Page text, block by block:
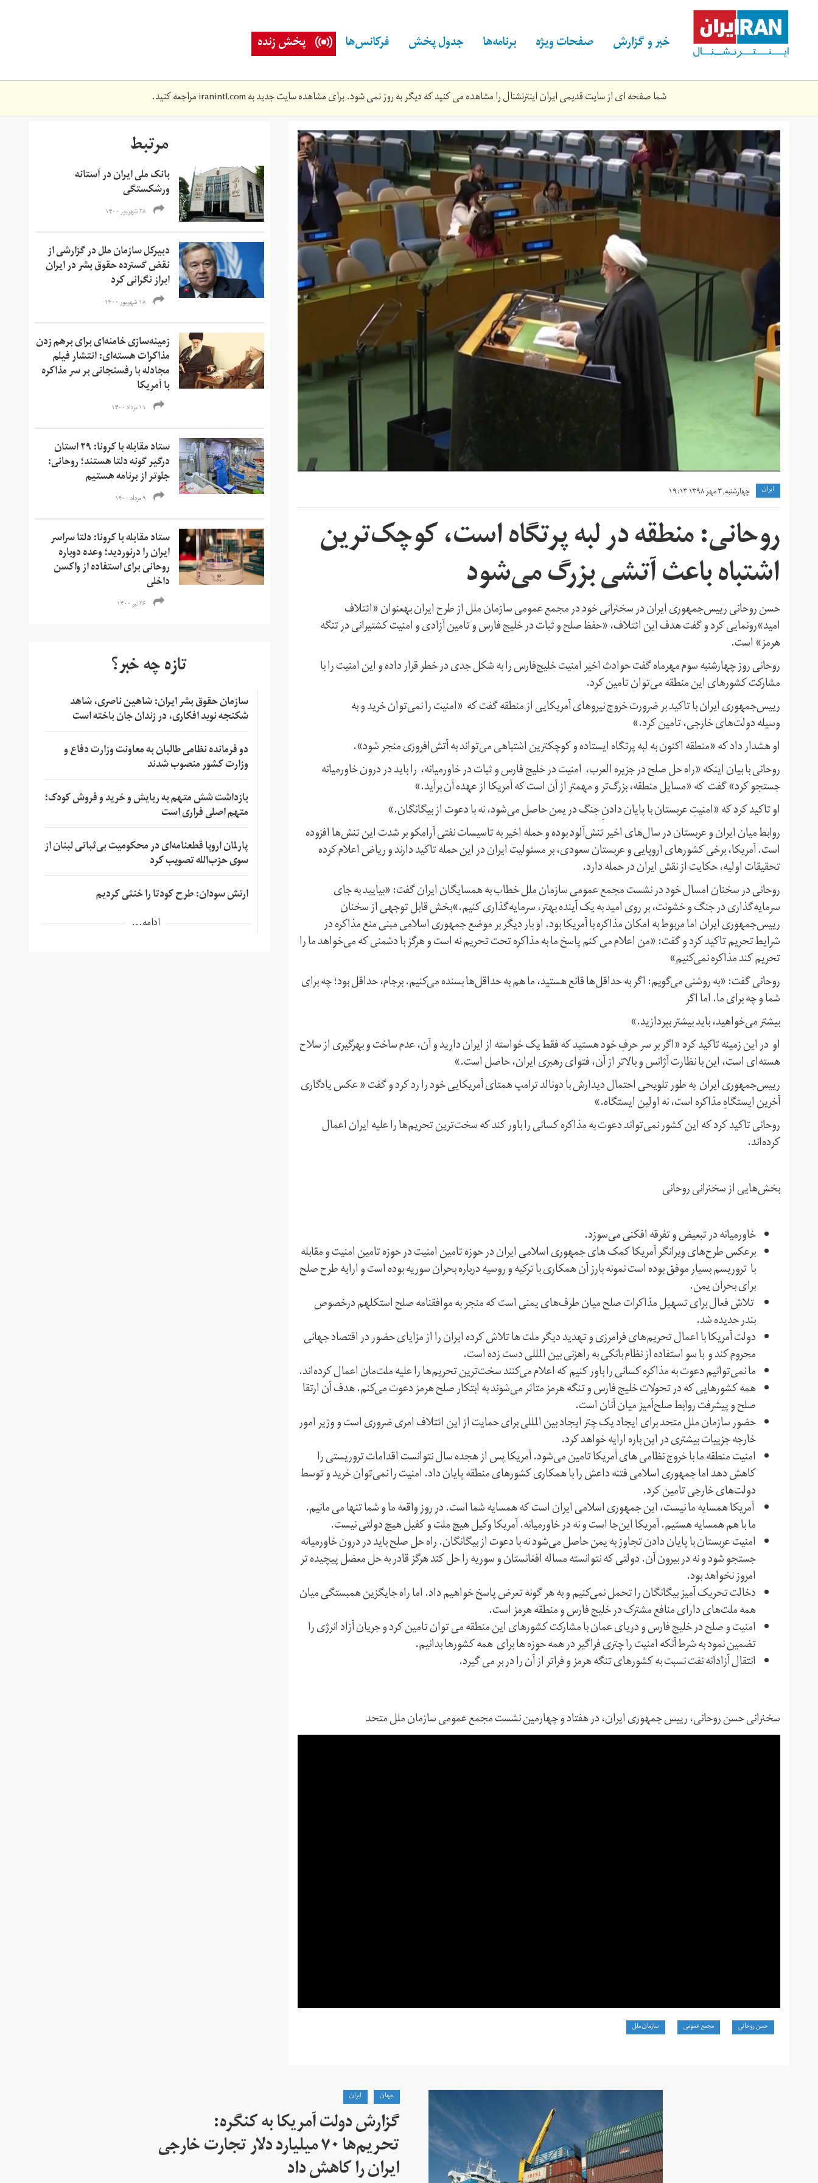
content خبر و گزارش صفحات ویژه برنامه‌ها جدول پخش فرکانس‌ها پخش زنده
شما صفحه ای از سایت قدیمی ایران اینترنشنال را مشاهده می کنید که دیگر به روز نمی شود. برای مشاهده سایت جدید بهiranintl.comمراجعه کنید.
rwhny.jpg
ايران چهارشنبه, ۳ مهر ۱۳۹۸ ۱۹:۱۳
روحانی: منطقه در لبه پرتگاه است، کوچک‌ترین
اشتباه باعث آتشی بزرگ می‌شود
حسن روحانی رییس‌جمهوری ایران در سخنرانی خود در مجمع عمومی سازمان ملل از طرح ایران بهعنوان «‌ائتلاف
امید»رونمایی کرد و گفت هدف این ائتلاف، «حفظ صلح و ثبات در خلیج فارس و تامین آزادی و امنیت کشتیرانی در تنگه
هرمز» است.
روحانی روز چهارشنبه سوم مهرماه گفت حوادث اخیر امنیت خلیج‌فارس را به شکل جدی در خطر قرار داده و این امنیت را با
مشارکت کشورهای این منطقه می‌توان تامین کرد.
رییس‌جمهوری ایران با تاکید بر ضرورت خروج نیروهای آمریکایی از منطقه گفت که «امنیت را نمی‌توان خرید و به
وسیله دولت‌های خارجی، تامین کرد.»
او هشدار داد که «منطقه اکنون به لبه پرتگاه ایستاده و کوچکترین اشتباهی می‌تواند به آتش‌افروزی منجر شود».
روحانی با بیان اینکه «راه حل صلح در جزیره العرب، امنیت در خلیج فارس و ثبات در خاورمیانه، را باید در درون خاورمیانه
جستجو کرد» گفت که «مسایل منطقه، بزرگ‌تر و مهمتر از آن است که آمریکا از عهده آن برآید.»
او تاکید کرد که «امنیتِ عربستان با پایان دادنِ جنگ در یمن حاصل می‌شود، نه با دعوت از بیگانگان.»
روابط میان ایران و عربستان‌ در سال‌های اخیر تنش‌آلود بوده و حمله اخیر به تاسیسات نفتی آرامکو بر شدت این تنش‌ها افزوده
است. آمریکا، برخی کشورهای اروپایی و عربستان سعودی، بر مسئولیت ایران در این حمله تاکید دارند و ریاض اعلام کرده
تحقیقات اولیه، حکایت از نقش ایران در حمله دارد.
روحانی در سخنان امسال خود در نشست مجمع عمومی سازمان ملل خطاب به همسایگان ایران گفت: «بیایید به جای
سرمایه‌گذاری در جنگ و خشونت‌، بر روی امید به یک آینده بهتر، سرمایه‌گذاری کنیم.»بخش قابل توجهی از سخنان
رییس‌جمهوری ایران اما مربوط به امکان مذاکره با آمریکا بود. او بار دیگر بر موضع جمهوری اسلامی مبنی منع مذاکره در
شرایط تحریم تاکید کرد و گفت: «من اعلام می کنم پاسخ ما به مذاکره تحت تحریم نه است و هرگز با دشمنی که می‌خواهد ما را
تحریم کند مذاکره نمی‌کنیم»
روحانی گفت: «به روشنی می‌گویم: اگر به حداقل‌ها قانع هستید، ما هم به حداقل‌ها بسنده می‌کنیم. برجام، حداقل بود؛ چه برای
شما و چه برای ما. اما اگر
بیشتر می‌خواهید، باید بیشتر بپردازید.»
او در این زمینه تاکید کرد «اگر بر سر حرفِ خود هستید که فقط یک خواسته از ایران دارید و آن، عدم ساخت و بهر‌گیری از سلاح
هسته‌ای است، این با نظارت آژانس و بالاتر از آن، فتوای رهبری ایران، حاصل است.»
رییس‌جمهوری ایران به طور تلویحی احتمال دیدارش با دونالد ترامپ همتای آمریکایی خود را رد کرد و گفت « عکس یادگاری
آخرین ایستگاهِ مذاکره است، نه اولین ایستگاه.»
روحانی تاکید کرد که این کشور نمی‌تواند دعوت به مذاکره کسانی را باور کند که سخت‌ترین تحریم‌ها را علیه ایران اعمال
کرده‌اند.
بخش‌هایی از سخنرانی روحانی
خاورمیانه در تبعیض و تفرقه افکنی می‌سوزد.
برعکس طرح‌های ویرانگر آمریکا کمک های جمهوری اسلامی ایران در حوزه تامین امنیت در حوزه تامین امنیت و مقابله
با تروریسم بسیار موفق بوده است نمونه بارز آن همکاری با ترکیه و روسیه درباره بحران سوریه بوده است و ارایه طرح صلح
برای بحران یمن.
تلاش فعال برای تسهیل مذاکرات صلح میان طرف‌های یمنی است که منجر به موافقنامه صلح استکلهم درخصوص
بندر حدیده شد.
دولت آمریکا با اعمال تحریم‌های فرامرزی و تهدید دیگر ملت ها تلاش کرده ایران را از مزایای حضور در اقتصاد جهانی
محروم کند و با سو استفاده از نظام بانکی به راهزنی بین المللی دست زده است.
ما نمی‌توانیم دعوت به مذاکره کسانی را باور کنیم که اعلام می‌کنند سخت‌ترین تحریم‌ها را علیه ملت‌مان اعمال کرده‌اند.
همه کشورهایی که در تحولات خلیج فارس و تنگه هرمز متاثر می‌شوند به ابتکار صلح هرمز دعوت می‌کنم. هدف آن ارتقا
صلح و پیشرفت روابط صلح‌آمیز میان آنان است.
حضور سازمان ملل متحد برای ایجاد یک چتر ایجاد بین المللی برای حمایت از این ائتلاف امری ضروری است و وزیر امور
خارجه جزییات بیشتری در این باره ارایه خواهد کرد.
امنیت منطقه ما با خروج نظامی های آمریکا تامین می‌شود. آمریکا پس از هجده سال نتوانست اقدامات تروریستی را
کاهش دهد اما جمهوری اسلامی فتنه داعش را با همکاری کشورهای منطقه پایان داد. امنیت را نمی‌توان خرید و توسط
دولت‌های خارجی تامین کرد.
آمریکا همسایه ما نیست، این جمهوری اسلامی ایران است که همسایه شما است. در روز واقعه ما و شما تنها می مانیم.
ما با هم همسایه هستیم. آمریکا این‌جا است و نه در خاورمیانه. آمریکا وکیل هیچ ملت و کفیل هیچ دولتی نیست.
امنیت عربستان با پایان دادن تجاوز به یمن حاصل می‌شود نه با دعوت از بیگانگان. راه حل صلح باید در درون خاورمیانه
جستجو شود و نه در بیرون آن. دولتی که نتوانسته مساله افغانستان و سوریه را حل کند هرگز قادر به حل معضل پیچیده تر
امروز نخواهد بود.
دخالت تحریک آمیز بیگانگان را تحمل نمی‌کنیم و به هر گونه تعرض پاسخ خواهیم داد. اما راه جایگزین همبستگی میان
همه ملت‌های دارای منافع مشترک در خلیج فارس و منطقه هرمز است.
امنیت و صلح در خلیج فارس و دریای عمان با مشارکت کشورهای این منطقه می توان تامین کرد و جریان آزاد انرژی را
تضمین نمود به شرط آنکه امنیت را چتری فراگیر در همه حوزه ها برای همه کشورها بدانیم.
انتقال آزادانه نفت نسبت به کشورهای تنگه هرمز و فراتر از آن را در بر می گیرد.
سخنرانی حسن روحانی، رییس جمهوری ایران، در هفتاد و چهارمین نشست مجمع عمومی سازمان ملل متحد
حسن روحانی مجمع عمومی سازمان ملل
مرتبط
بانک ملی ایران در آستانه
ورشکستگی
۲۸ شهریور ۱۴۰۰
دبیرکل سازمان ملل در گزارشی از
نقض گسترده حقوق بشر در ایران
ابراز نگرانی کرد
۱۸ شهریور ۱۴۰۰
زمینه‌سازی خامنه‌ای برای برهم زدن
مذاکرات هسته‌ای: انتشار فیلم
مجادله با رفسنجانی بر سر مذاکره
با آمریکا
۱۱ مرداد ۱۴۰۰
ستاد مقابله با کرونا: ۲۹ استان
درگیر گونه دلتا هستند؛ روحانی:
جلوتر از برنامه هستیم
۹ مرداد ۱۴۰۰
ستاد مقابله با کرونا: دلتا سراسر
ایران را درنوردید؛ وعده دوباره
روحانی برای استفاده از واکسن
داخلی
۲۶ تیر ۱۴۰۰
تازه چه خبر؟
سازمان حقوق بشر ایران: شاهین ناصری، شاهد
شکنجه نوید افکاری، در زندان جان باخته است
دو فرمانده نظامی طالبان به معاونت وزارت دفاع و
وزارت کشور منصوب شدند
بازداشت شش متهم به ربایش و خرید و فروش کودک؛
متهم اصلی فراری است
پارلمان اروپا قطعنامه‌ای در محکومیت بی‌ثباتی لبنان از
سوی حزب‌الله تصویب کرد
ارتش سودان: طرح کودتا را خنثی کردیم
ادامه...
جهان ايران
گزارش دولت آمریکا به کنگره:
تحریم‌ها ۷۰ میلیارد دلار تجارت خارجی
ایران را کاهش داد